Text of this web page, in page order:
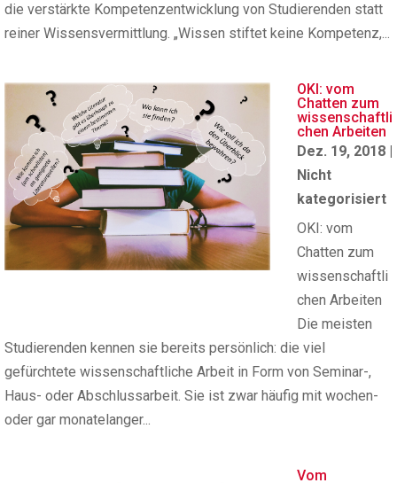
die verstärkte Kompetenzentwicklung von Studierenden statt
reiner Wissensvermittlung. „Wissen stiftet keine Kompetenz,...
OKI: vom
Chatten zum
wissenschaftli
chen Arbeiten
Dez. 19, 2018 |
Nicht
kategorisiert
OKI: vom
Chatten zum
wissenschaftli
chen Arbeiten
Die meisten
Studierenden kennen sie bereits persönlich: die viel
gefürchtete wissenschaftliche Arbeit in Form von Seminar-,
Haus- oder Abschlussarbeit. Sie ist zwar häufig mit wochen-
oder gar monatelanger...
Vom